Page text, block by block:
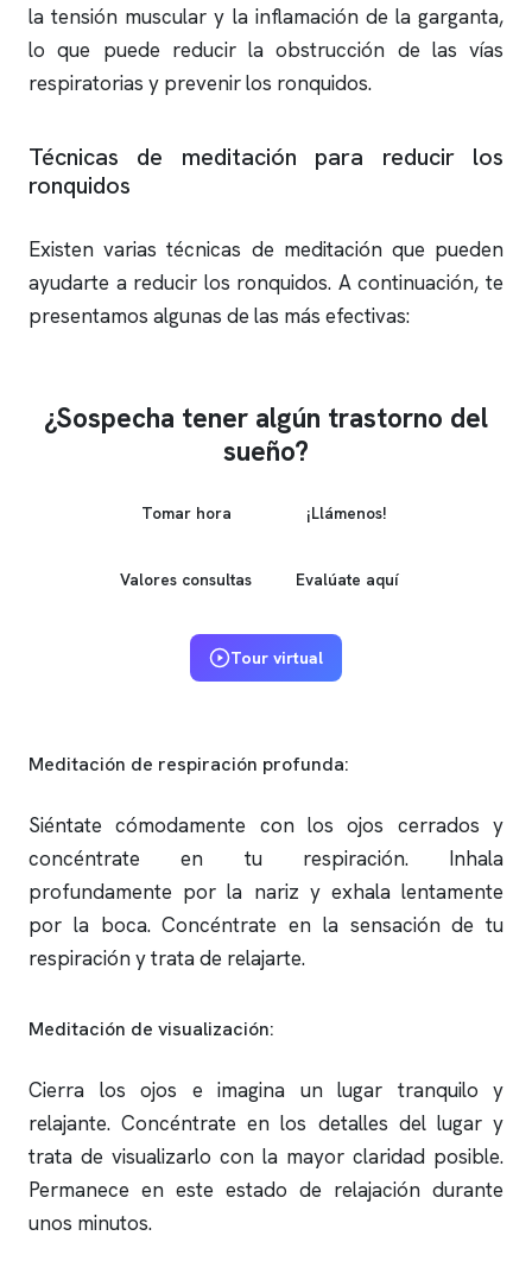
la tensión muscular y la inflamación de la garganta,
lo que puede reducir la obstrucción de las vías
respiratorias y prevenir los ronquidos.
Técnicas de meditación para reducir los
ronquidos
Existen varias técnicas de meditación que pueden
ayudarte a reducir los ronquidos. A continuación, te
presentamos algunas de las más efectivas:
¿Sospecha tener algún trastorno del
sueño?
Tomar hora ¡Llámenos!
Valores consultas Evalúate aquí
Tour virtual
Meditación de respiración profunda:
Siéntate cómodamente con los ojos cerrados y
concéntrate en tu respiración. Inhala
profundamente por la nariz y exhala lentamente
por la boca. Concéntrate en la sensación de tu
respiración y trata de relajarte.
Meditación de visualización:
Cierra los ojos e imagina un lugar tranquilo y
relajante. Concéntrate en los detalles del lugar y
trata de visualizarlo con la mayor claridad posible.
Permanece en este estado de relajación durante
unos minutos.